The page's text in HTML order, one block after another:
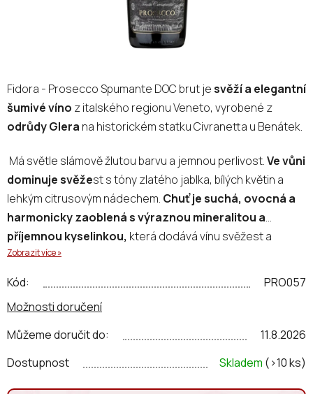
Fidora - Prosecco Spumante DOC brut jesvěží a elegantní
šumivé víno z italského regionu Veneto, vyrobené z
odrůdy Glera na historickém statku Civranetta u Benátek.
Má světle slámově žlutou barvu a jemnou perlivost.Ve vůni
dominuje svěžest s tóny zlatého jablka, bílých květin a
lehkým citrusovým nádechem. Chuť je suchá, ovocná a
harmonicky zaoblená s výraznou mineralitou a
příjemnou kyselinkou, která dodává vínu svěžest a
dlouhý závěr.Víno je vyrobeno biodynamicky, bez
chemických zásahů, s minimálním používáním síry.
metodě Charmat zachovává čistotu a intenzitu
ovocných tónů.
Zobrazit více »
Dostupnost Skladem (>10 ks)
Můžeme doručit do: 11.8.2026
Možnosti doručení
Kód: PRO057